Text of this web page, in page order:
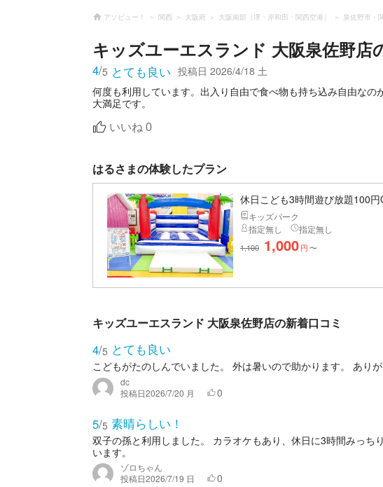
アソビュー！ 関西 大阪府 大阪南部（堺・岸和田・関西空港） 泉佐野市・
キッズユーエスランド 大阪泉佐野店
4/5 とても良い 投稿日 2026/4/18 土
何度も利用しています。出入り自由で食べ物も持ち込み自由な
大満足です。
いいね 0
はるさまの体験したプラン
休日こども3時間遊び放題100
キッズパーク
指定無し
指定無し
1,100 1,000円 〜
キッズユーエスランド 大阪泉佐野店の新着口コミ
4/5 とても良い
こどもがたのしんでいました。 外は暑いので助かります。 ありが
dc
投稿日2026/7/20 月 0
5/5 素晴らしい！
双子の孫と利用しました。 カラオケもあり、休日に3時間みっち
います。
ゾロちゃん
投稿日2026/7/19 日 0